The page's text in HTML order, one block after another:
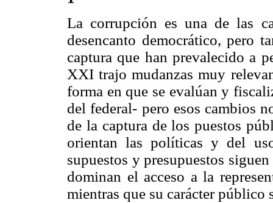
La corrupción es una de las
desencanto democrático, pero
captura que han prevalecido a
XXI trajo mudanzas muy
forma en que se evalúan y
del federal- pero esos cambios
de la captura de los puestos
orientan las políticas y del
supuestos y presupuestos
dominan el acceso a la
mientras que su carácter